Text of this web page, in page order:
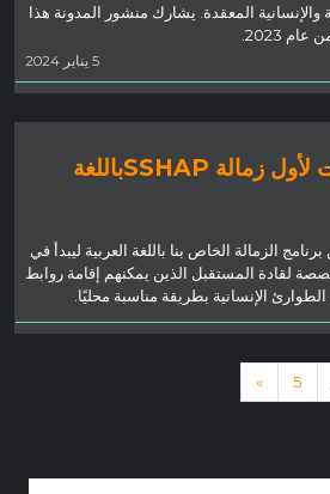
والإنسانية المعقدة. يشارك منشور المدونة هذا
2023.
5 يناير 2024
دعوة لتقديم الطلبات لأول زمالة SSHAPباللغة
الزمالة الخاص بنا باللغة العربية ليبدأ في
مخصصة لقادة المستقبل الذين يمكنهم إقامة روابط
الإنسانية بطريقة مناسبة محليًا.
5
»